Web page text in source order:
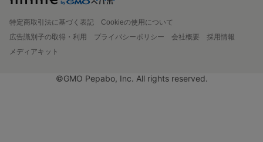
特定商取引法に基づく表記
Cookieの使用について
広告識別子の取得・利用
プライバシーポリシー 会社概要
採用情報
メディアキット
©GMO Pepabo, Inc. All rights reserved.